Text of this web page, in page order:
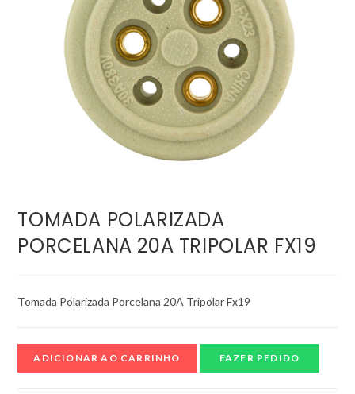
TOMADA POLARIZADA
PORCELANA 20A TRIPOLAR FX19
Tomada Polarizada Porcelana 20A Tripolar Fx19
ADICIONAR AO CARRINHO FAZER PEDIDO